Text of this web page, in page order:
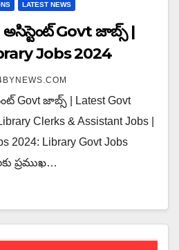
LATEST NEWS
అసిస్టెంట్ Govt జాబ్స్ |
Jobs 2024
Govt జాబ్స్ | Latest Govt
Clerks & Assistant Jobs |
2024: Library Govt Jobs
ప్రముఖ…